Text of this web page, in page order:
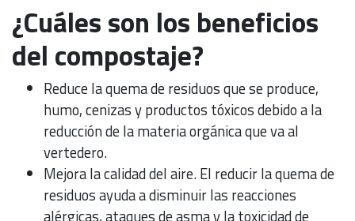
¿Cuáles son los beneficios
del compostaje?
Reduce la quema de residuos que se produce,
humo, cenizas y productos tóxicos debido a la
reducción de la materia orgánica que va al
vertedero.
Mejora la calidad del aire. El reducir la quema de
residuos ayuda a disminuir las reacciones
alérgicas, ataques de asma y la toxicidad de